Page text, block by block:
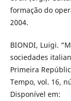
formação do
2004.
BIONDI, Luigi.
sociedades
Primeira
Tempo, vol. 16,
Disponível em: